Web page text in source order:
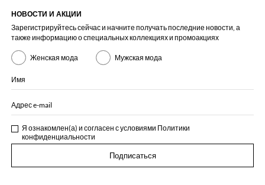
НОВОСТИ И АКЦИИ
Зарегистрируйтесь сейчас и начните получать последние новости, а
также информацию о специальных коллекциях и промоакциях
Женская мода Мужская мода
Имя
Адрес e-mail
Я ознакомлен(а) и согласен с условиями Политики
конфиденциальности
Подписаться